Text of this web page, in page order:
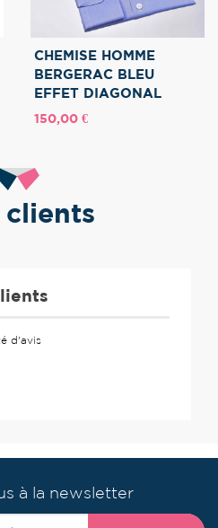
CHEMISE HOMME
BERGERAC BLEU
EFFET DIAGONAL
Prix
150,00 €
d'avis
à la newsletter